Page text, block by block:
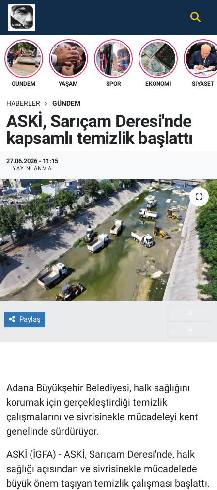
GÜNDEM YAŞAM SPOR EKONOMI SIYASET
HABERLER GÜNDEM
ASKİ, Sarıçam Deresi'nde
kapsamlı temizlik başlattı
27.06.2026 - 11:15
YAYINLANMA
Paylaş
Adana Büyükşehir Belediyesi, halk sağlığını
korumak için gerçekleştirdiği temizlik
çalışmalarını ve sivrisinekle mücadeleyi kent
genelinde sürdürüyor.
ASKİ (İGFA) - ASKİ, Sarıçam Deresi'nde, halk
sağlığı açısından ve sivrisinekle mücadelede
büyük önem taşıyan temizlik çalışması başlattı.
Gündem
Ekonomi
Spor
Magazin
Tüm Haberler
İletişim
Künye
Nöbetçi Eczaneler
Hava Durumu
Namaz Vakitleri
Trafik Durumu
Süper Lig Puan Durumu ve Fikstür
Tüm Manşetler
Son Dakika Haberleri
Haber Arşivi